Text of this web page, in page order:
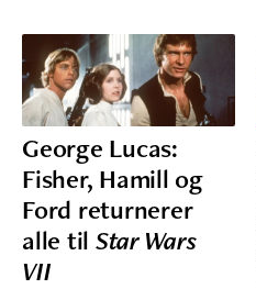
George Lucas:
Fisher, Hamill og
Ford returnerer
alle til Star Wars
VII